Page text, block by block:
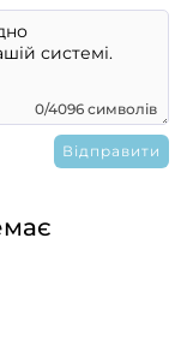
0/4096 символів